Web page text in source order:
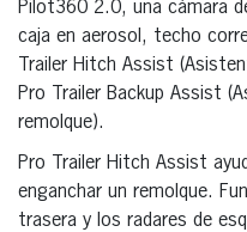
Pilot360 2.0, una cámara
caja en aerosol, techo
Trailer Hitch Assist
Pro Trailer Backup Assist
remolque).
Pro Trailer Hitch Assist
enganchar un remolque.
trasera y los radares de